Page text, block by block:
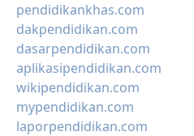
pendidikankhas.com
dakpendidikan.com
dasarpendidikan.com
aplikasipendidikan.com
wikipendidikan.com
mypendidikan.com
laporpendidikan.com